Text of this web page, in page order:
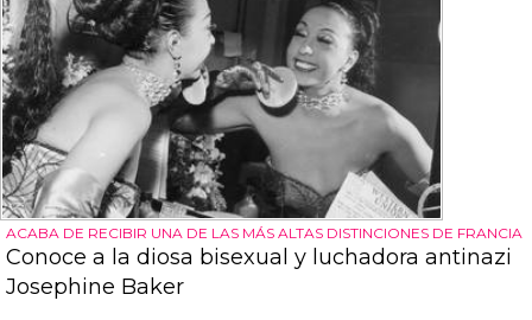
ACABA DE RECIBIR UNA DE LAS MÁS ALTAS DISTINCIONES DE FRANCIA
Conoce a la diosa bisexual y luchadora antinazi
Josephine Baker